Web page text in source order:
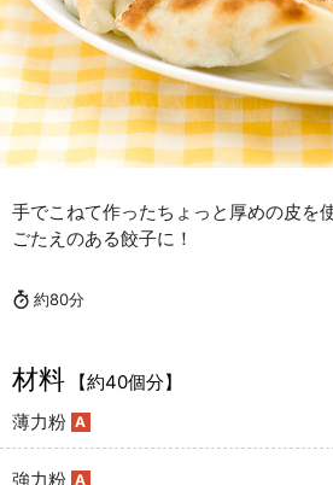
手でこねて作ったちょっと厚めの皮を
ごたえのある餃子に！
約80分
材料
【約40個分】
薄力粉 A
強力粉 A